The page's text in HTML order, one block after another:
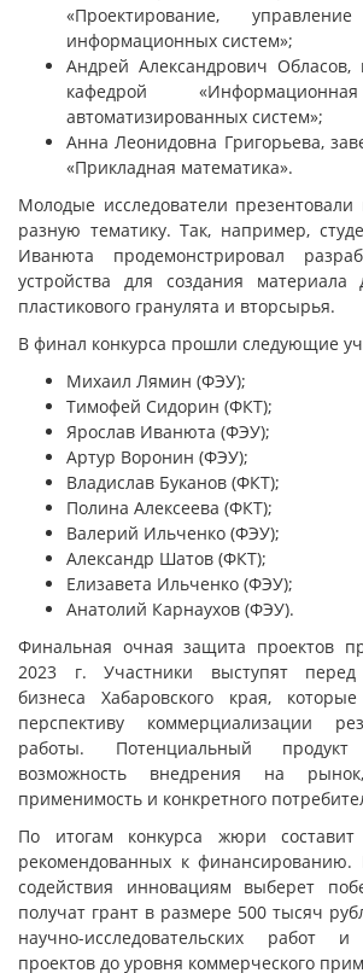
«Проектирование,
информационных систем»;
Андрей Александрович
кафедрой
автоматизированных систем»;
Анна Леонидовна Григорьева,
«Прикладная математика».
Молодые исследователи
разную тематику. Так, например,
Иванюта продемонстрировал
устройства для создания
пластикового гранулята и вторсырья.
В финал конкурса прошли следующие
Михаил Лямин (ФЭУ);
Тимофей Сидорин (ФКТ);
Ярослав Иванюта (ФЭУ);
Артур Воронин (ФЭУ);
Владислав Буканов (ФКТ);
Полина Алексеева (ФКТ);
Валерий Ильченко (ФЭУ);
Александр Шатов (ФКТ);
Елизавета Ильченко (ФЭУ);
Анатолий Карнаухов (ФЭУ).
Финальная очная защита проектов
2023 г. Участники выступят перед
бизнеса Хабаровского края,
перспективу коммерциализации
работы. Потенциальный
возможность внедрения на
применимость и конкретного
По итогам конкурса жюри составит
рекомендованных к
содействия инновациям выберет
получат грант в размере 500 тысяч
научно-исследовательских работ
проектов до уровня коммерческого